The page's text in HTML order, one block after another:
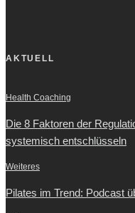
AKTUELL
Health Coaching
Die 8 Faktoren der
systemisch entschlüsseln
Weiteres
Pilates im Trend: Podcast